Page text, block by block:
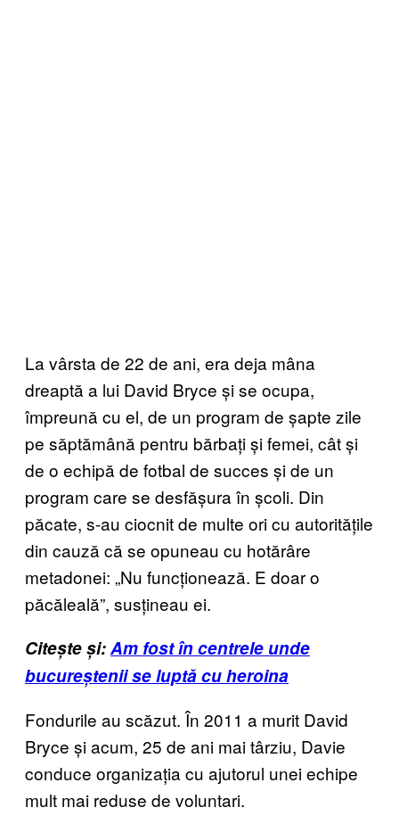
La vârsta de 22 de ani, era deja mâna
dreaptă a lui David Bryce și se ocupa,
împreună cu el, de un program de șapte zile
pe săptămână pentru bărbați și femei, cât și
de o echipă de fotbal de succes și de un
program care se desfășura în școli. Din
păcate, s-au ciocnit de multe ori cu autoritățile
din cauză că se opuneau cu hotărâre
metadonei: „Nu funcționează. E doar o
păcăleală”, susțineau ei.
Citește și:Am fost în centrele unde
bucureștenii se luptă cu heroina
Fondurile au scăzut. În 2011 a murit David
Bryce și acum, 25 de ani mai târziu, Davie
conduce organizația cu ajutorul unei echipe
mult mai reduse de voluntari.